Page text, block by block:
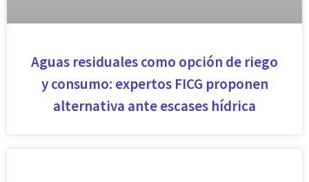
Aguas residuales como opción de riego
y consumo: expertos FICG proponen
alternativa ante escases hídrica